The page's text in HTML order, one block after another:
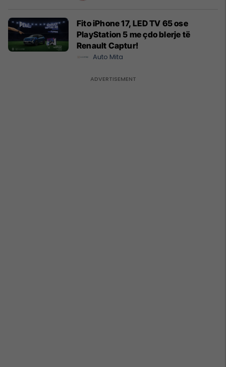
Fito iPhone 17, LED TV 65 ose
PlayStation 5 me çdo blerje të
Renault Captur!
Auto Mita